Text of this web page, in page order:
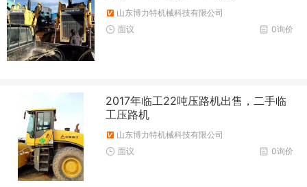
山东博力特机械科技有限公司
0询价
面议
2017年临工22吨压路机出售，二手临
工压路机
山东博力特机械科技有限公司
0询价
面议